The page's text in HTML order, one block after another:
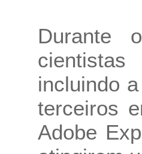
Durante
incluindo
terceiros
Adobe